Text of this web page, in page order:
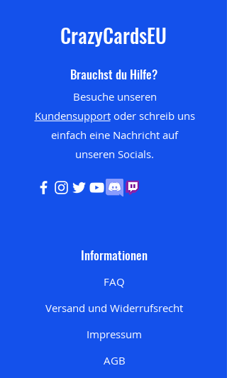
CrazyCardsEU
Brauchst du Hilfe?
Besuche unseren
Kundensupportoder schreib uns
einfach eine Nachricht auf
unseren Socials.
Informationen
FAQ
Versand und Widerrufsrecht
Impressum
AGB